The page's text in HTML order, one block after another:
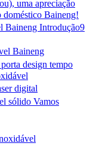
uma apreciação
Baineng!
Baineng Introdução9
Baineng
design tempo
digital
sólido Vamos